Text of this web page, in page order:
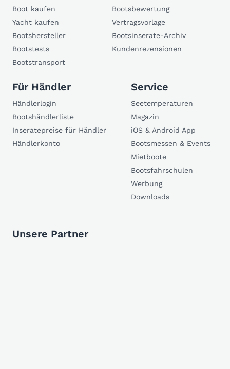
Boot kaufen
Yacht kaufen
Bootshersteller
Bootstests
Bootstransport
Bootsbewertung
Vertragsvorlage
Bootsinserate-Archiv
Kundenrezensionen
Für Händler
Händlerlogin
Bootshändlerliste
Inseratepreise für Händler
Händlerkonto
Service
Seetemperaturen
Magazin
iOS & Android App
Bootsmessen & Events
Mietboote
Bootsfahrschulen
Werbung
Downloads
Unsere Partner